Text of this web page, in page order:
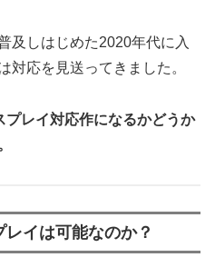
及しはじめた2020年代に入
対応を見送ってきました。
レイ対応作になるかどうか
イは可能なのか？